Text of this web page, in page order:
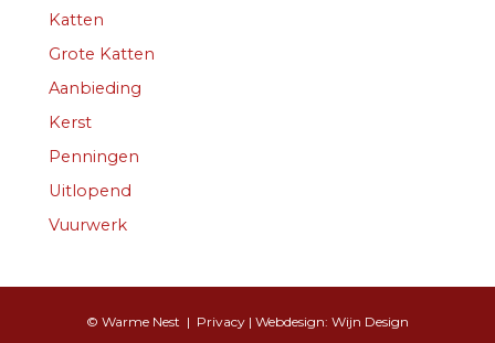
Katten
Grote Katten
Aanbieding
Kerst
Penningen
Uitlopend
Vuurwerk
© Warme Nest | Privacy | Webdesign: Wijn Design